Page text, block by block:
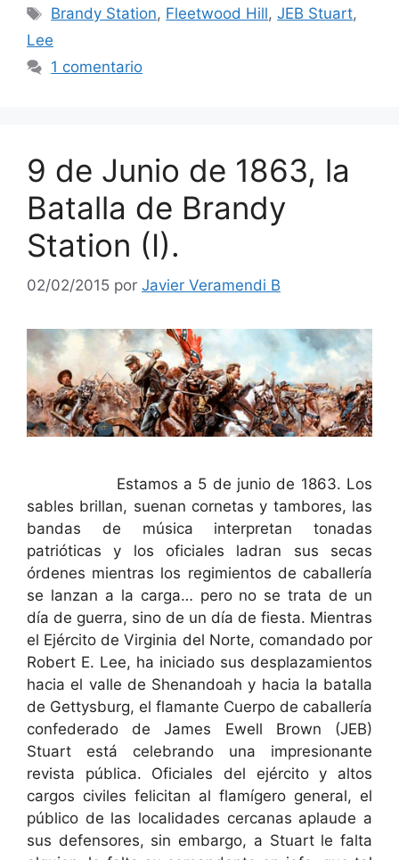
Etiquetas
Brandy Station, Fleetwood Hill,JEB Stuart,
Lee
1 comentario
9 de Junio de 1863, la
Batalla de Brandy
Station (I).
02/02/2015 por Javier Veramendi B
Estamos a 5 de junio de 1863. Los
sables brillan, suenan cornetas y tambores, las
bandas de música interpretan tonadas
patrióticas y los oficiales ladran sus secas
órdenes mientras los regimientos de caballería
se lanzan a la carga… pero no se trata de un
día de guerra, sino de un día de fiesta. Mientras
el Ejército de Virginia del Norte, comandado por
Robert E. Lee, ha iniciado sus desplazamientos
hacia el valle de Shenandoah y hacia la batalla
de Gettysburg, el flamante Cuerpo de caballería
confederado de James Ewell Brown (JEB)
Stuart está celebrando una impresionante
revista pública. Oficiales del ejército y altos
cargos civiles felicitan al flamígero general, el
público de las localidades cercanas aplaude a
sus defensores, sin embargo, a Stuart le falta